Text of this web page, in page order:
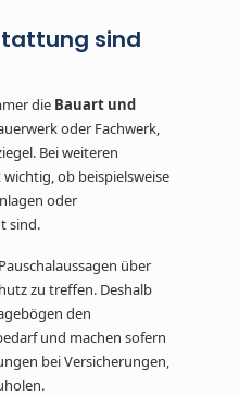
sind
die Bauart und
oder Fachwerk,
Bei weiteren
ob beispielsweise
oder
sind.
über
zu treffen. Deshalb
den
und machen sofern
bei Versicherungen,